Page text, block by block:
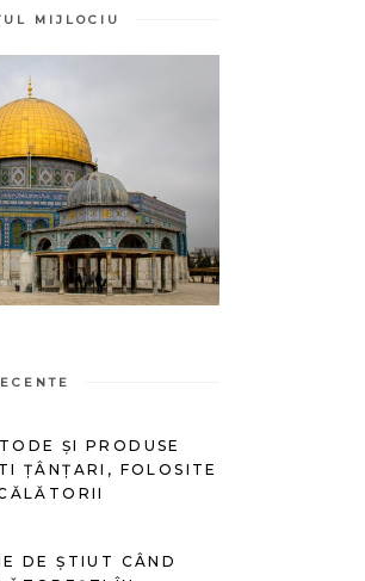
MIJLOCIU
ȘI PRODUSE
ȚÂNȚARI, FOLOSITE
DE ȘTIUT CÂND